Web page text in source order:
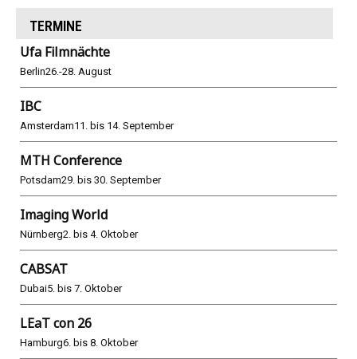
TERMINE
Ufa Filmnächte
Berlin26.-28. August
IBC
Amsterdam11. bis 14. September
MTH Conference
Potsdam29. bis 30. September
Imaging World
Nürnberg2. bis 4. Oktober
CABSAT
Dubai5. bis 7. Oktober
LEaT con 26
Hamburg6. bis 8. Oktober